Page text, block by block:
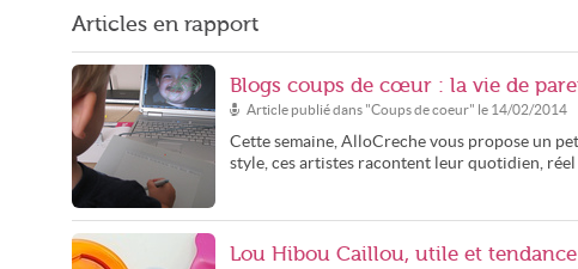
Articles en rapport
Blogs coups de cœur : la vie de
Article publié dans "Coups de coeur" le 14/02/2014
Cette semaine, AlloCreche vous propose un
style, ces artistes racontent leur quotidien, réel
Lou Hibou Caillou, utile et